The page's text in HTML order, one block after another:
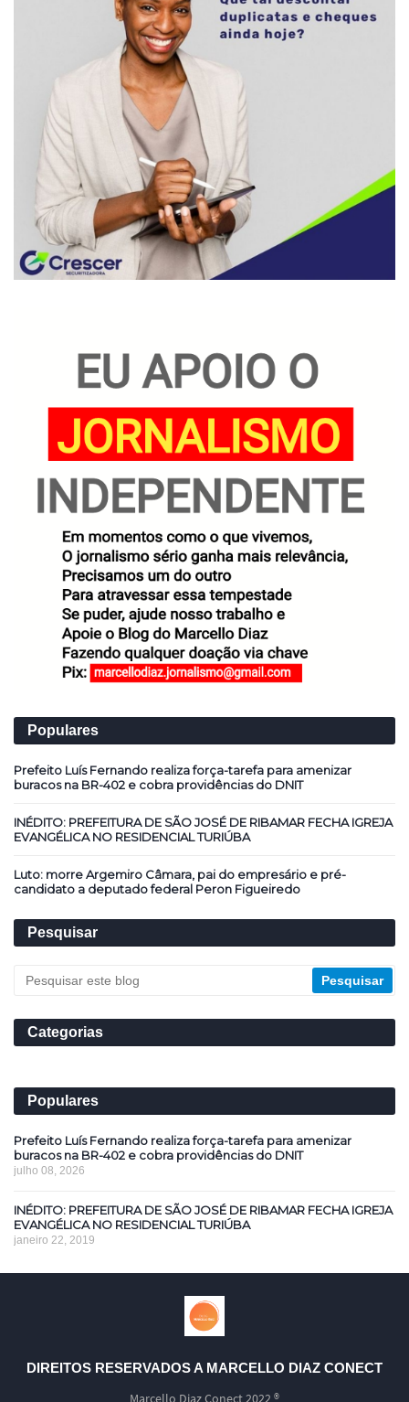
Populares
Prefeito Luís Fernando realiza força-tarefa para amenizar
buracos na BR-402 e cobra providências do DNIT
INÉDITO: PREFEITURA DE SÃO JOSÉ DE RIBAMAR FECHA IGREJA
EVANGÉLICA NO RESIDENCIAL TURIÚBA
Luto: morre Argemiro Câmara, pai do empresário e pré-
candidato a deputado federal Peron Figueiredo
Pesquisar
Categorias
Populares
Prefeito Luís Fernando realiza força-tarefa para amenizar
buracos na BR-402 e cobra providências do DNIT
julho 08, 2026
INÉDITO: PREFEITURA DE SÃO JOSÉ DE RIBAMAR FECHA IGREJA
EVANGÉLICA NO RESIDENCIAL TURIÚBA
janeiro 22, 2019
DIREITOS RESERVADOS A MARCELLO DIAZ CONECT
Marcello Diaz Conect 2022 ®